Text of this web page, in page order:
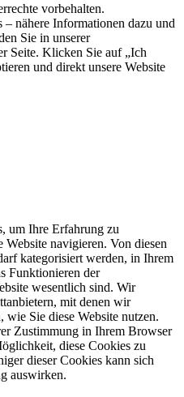
vorbehalten.
nähere Informationen dazu und
Sie in unserer
Seite. Klicken Sie auf „Ich
und direkt unsere Website
um Ihre Erfahrung zu
Website navigieren. Von diesen
kategorisiert werden, in Ihrem
Funktionieren der
wesentlich sind. Wir
mit denen wir
wie Sie diese Website nutzen.
Zustimmung in Ihrem Browser
diese Cookies zu
dieser Cookies kann sich
auswirken.